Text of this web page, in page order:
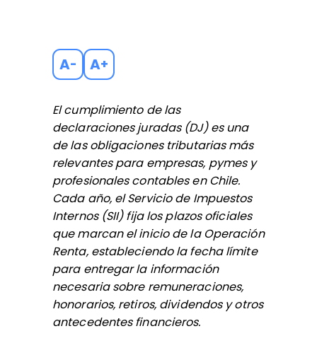
A- A+
El cumplimiento de las
declaraciones juradas (DJ) es una
de las obligaciones tributarias más
relevantes para empresas, pymes y
profesionales contables en Chile.
Cada año, el Servicio de Impuestos
Internos (SII) fija los plazos oficiales
que marcan el inicio de la Operación
Renta, estableciendo la fecha límite
para entregar la información
necesaria sobre remuneraciones,
honorarios, retiros, dividendos y otros
antecedentes financieros.